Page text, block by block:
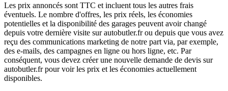
Les prix annoncés sont TTC et incluent tous les autres frais
éventuels. Le nombre d'offres, les prix réels, les économies
potentielles et la disponibilité des garages peuvent avoir changé
depuis votre dernière visite sur autobutler.fr ou depuis que vous avez
reçu des communications marketing de notre part via, par exemple,
des e-mails, des campagnes en ligne ou hors ligne, etc. Par
conséquent, vous devez créer une nouvelle demande de devis sur
autobutler.fr pour voir les prix et les économies actuellement
disponibles.